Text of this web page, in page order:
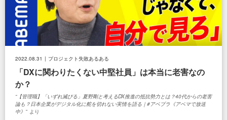
「DXに関わりたくない中堅社員」は本当に老害なの
か？
【管理職】「いずれ滅びる」夏野剛と考えるDX推進の抵抗勢力とは？40代からの老害
論も？日本企業がデジタル化に舵を切れない実情を語る｜#アベプラ《アベマで放送
中》
より
2022.08.31 プロジェクト失敗あるある